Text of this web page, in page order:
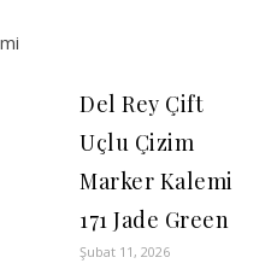
Del Rey Çift
Uçlu Çizim
Marker Kalemi
171 Jade Green
Şubat 11, 2026